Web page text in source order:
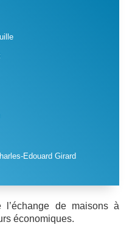
Edouard Girard
l’échange de maisons à
économiques.